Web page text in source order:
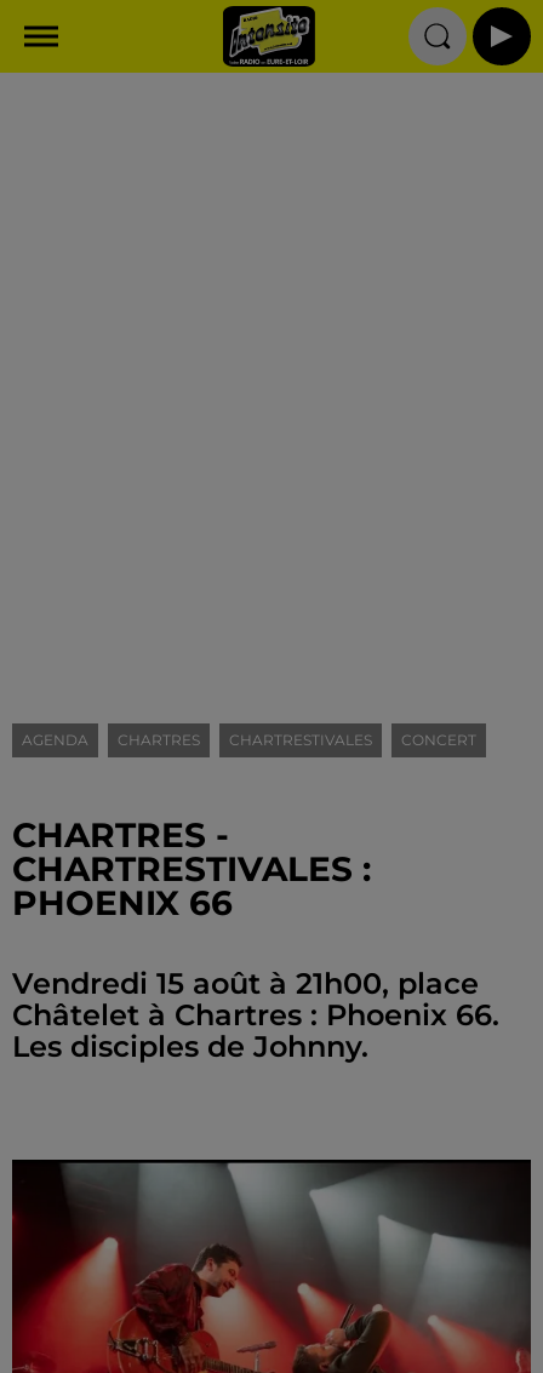
AGENDA CHARTRES CHARTRESTIVALES CONCERT
CHARTRES -
CHARTRESTIVALES :
PHOENIX 66
Vendredi 15 août à 21h00, place
Châtelet à Chartres : Phoenix 66.
Les disciples de Johnny.